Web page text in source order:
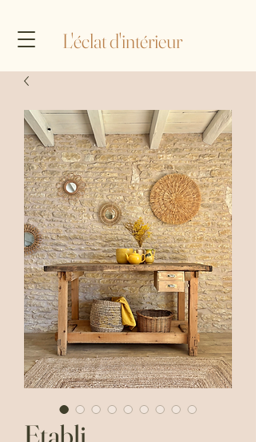
L'éclat d'intérieur